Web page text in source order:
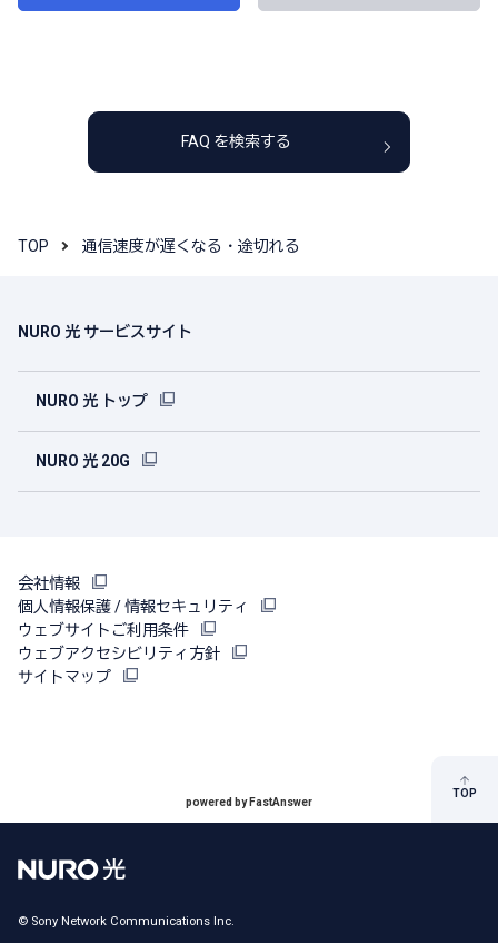
FAQ を検索する
TOP 通信速度が遅くなる・途切れる
NURO 光 サービスサイト
NURO 光 トップ
NURO 光 20G
会社情報
個人情報保護 / 情報セキュリティ
ウェブサイトご利用条件
ウェブアクセシビリティ方針
サイトマップ
powered by FastAnswer
TOP
© Sony Network Communications Inc.